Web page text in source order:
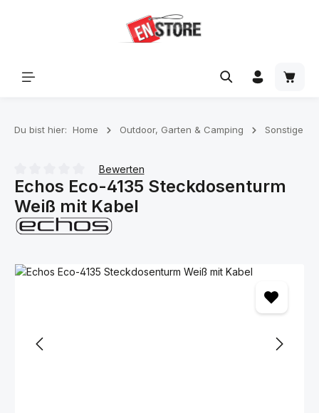
Du bist hier: Home Outdoor, Garten & Camping Sonstige
Durchschnittliche Bewertung von 0 von 5 Sternen
Bewerten
Echos Eco-4135 Steckdosenturm
Weiß mit Kabel
Bildergalerie überspringen